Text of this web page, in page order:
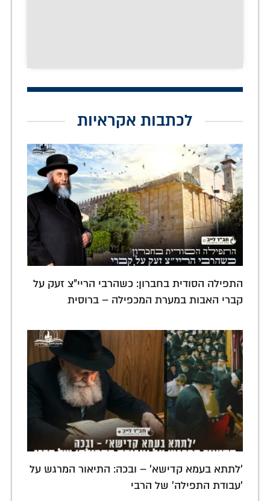
לכתבות אקראיות
התפילה הסודית בחברון: כשהרבי הריי"צ זעק על
קברי האבות במערת המכפילה – ברוסית
'לתתא בעמא קדישא' – ובכה: התיאור המרגש על
'עבודת התפילה' של הרבי